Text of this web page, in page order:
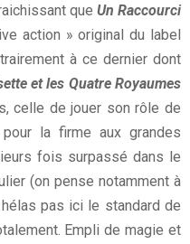
que Un Raccourci
action » original du label
à ce dernier dont
et les Quatre Royaumes
celle de jouer son rôle de
la firme aux grandes
fois surpassé dans le
(on pense notamment à
hélas pas ici le standard de
Empli de magie et